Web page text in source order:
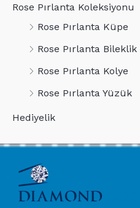
Rose Pırlanta Koleksiyonu
Rose Pırlanta Küpe
Rose Pırlanta Bileklik
Rose Pırlanta Kolye
Rose Pırlanta Yüzük
Hediyelik